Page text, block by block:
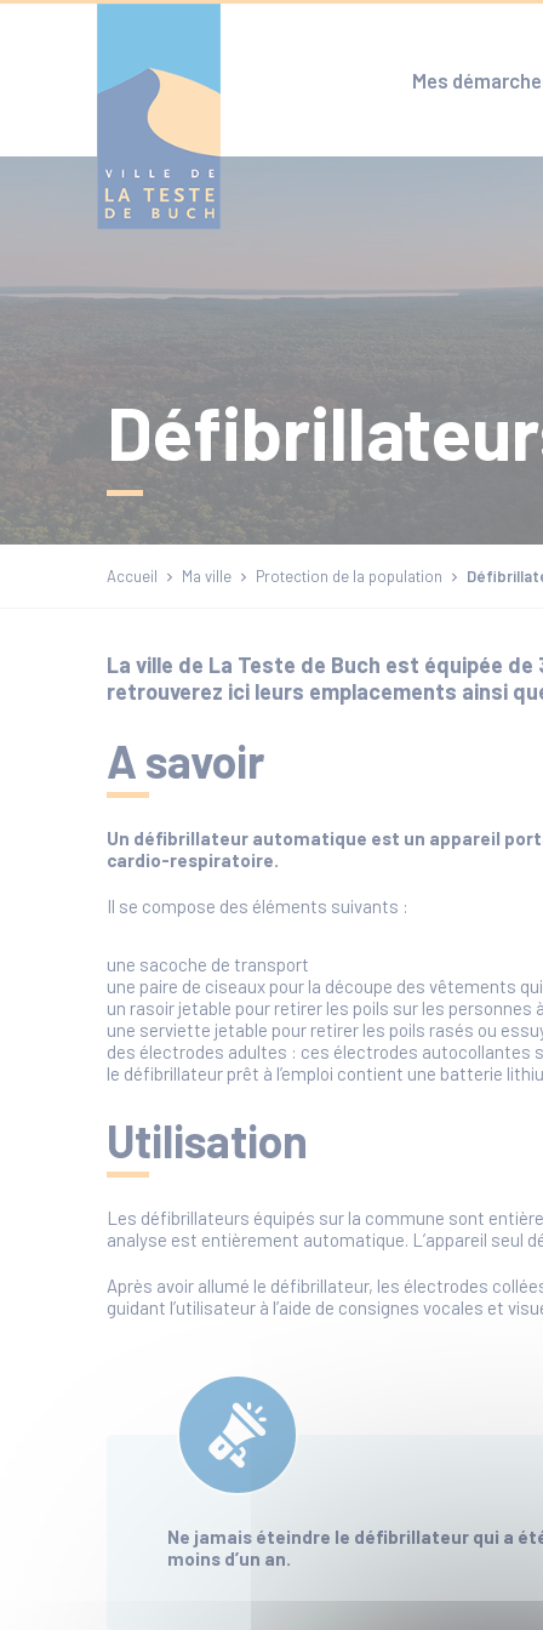
Mes
Accueil Ma ville Protection de la population
La ville de La Teste de Buch est équipée
retrouverez ici leurs emplacements ainsi
A savoir
Un défibrillateur automatique est un appareil
cardio-respiratoire.
Il se compose des éléments suivants :
une sacoche de transport
une paire de ciseaux pour la découpe des vêtements
un rasoir jetable pour retirer les poils sur les
une serviette jetable pour retirer les poils rasés ou
des électrodes adultes : ces électrodes autocollantes
le défibrillateur prêt à l’emploi contient une batterie
Utilisation
Les défibrillateurs équipés sur la commune sont
analyse est entièrement automatique. L’appareil seul
Après avoir allumé le défibrillateur, les électrodes
guidant l’utilisateur à l’aide de consignes vocales et
Ne jamais éteindre le défibrillateur qui a
moins d’un an.
Cookies management panel